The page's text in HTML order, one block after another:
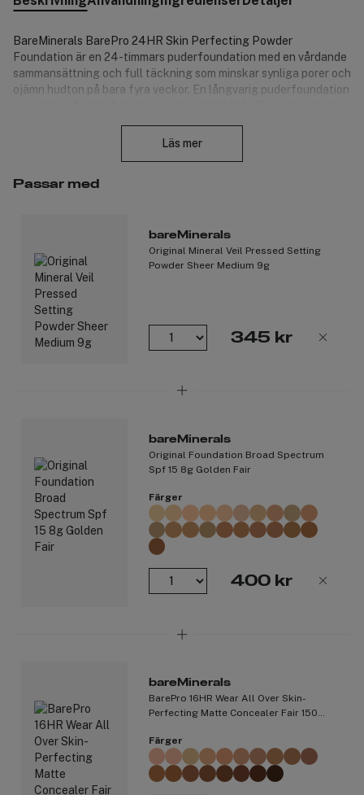
BareMinerals BarePro 24HR Skin Perfecting Powder
Foundation är en 24-timmars puderfoundation med en vårdande
sammansättning och full täckning som minskar synliga porer och
ojämn hudton på bara fyra veckor. En långvarig puderfoundation
som håller glansen borta, så att du kan känna dig trygg med en
Viktiga fördelar:
Minskar uppkomsten av porer och ojämn hudstruktur inom
fyra veckor**.
Smetar inte av sig och är talkfri**.
Om produkten:
Kontrollerar olja och glans hela dagen**.
Hudförbättrande sammansättning som minskar porerna
Svett-, fukt- och vattentålig**.
Ingen flashback vid fotografering**.
Konsumenttestad:
80 procent av användarna säger att pudret håller i 24
timmar med extremt bekväm användning*.
90 procent säger att den jämnar ut hudtonen efter fyra
veckors användning..
Täpper inte igen porerna. Icke-aknegen. Icke-komedogen.
*Baserat på en oberoende konsumentstudie. **Baserat på en
oberoende klinisk studie.
Produktnummer:3318686
Läs mer
Passar med
bareMinerals
Original Mineral Veil Pressed Setting
Powder Sheer Medium 9g
345 kr
bareMinerals
Original Foundation Broad Spectrum
Spf 15 8g Golden Fair
Färger
400 kr
bareMinerals
BarePro 16HR Wear All Over Skin-
Perfecting Matte Concealer Fair 150
Färger